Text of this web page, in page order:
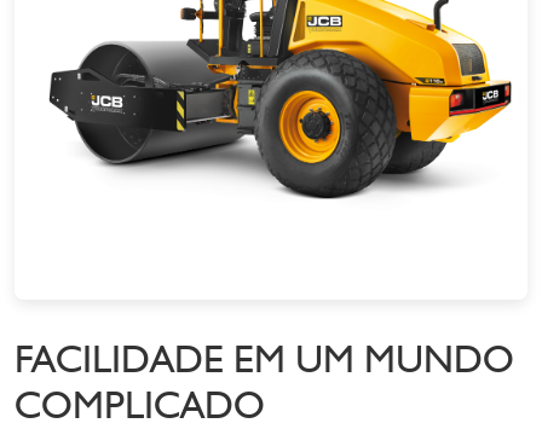
FACILIDADE EM UM MUNDO
COMPLICADO